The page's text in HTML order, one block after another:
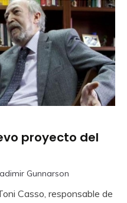
proyecto del
Gunnarson
Casso, responsable de